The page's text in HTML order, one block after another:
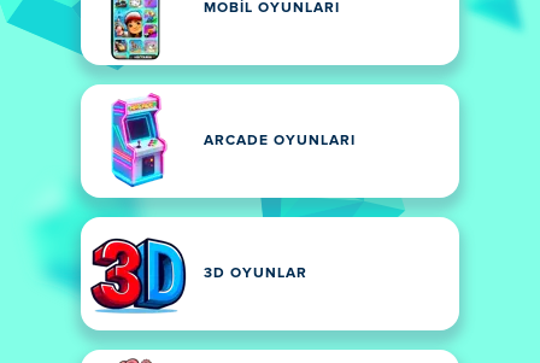
MOBIL OYUNLARI
ARCADE OYUNLARI
3D OYUNLAR